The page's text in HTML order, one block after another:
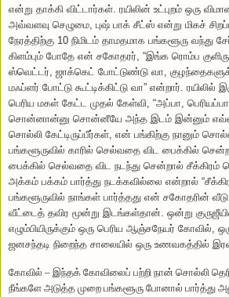
என்று தாக்கி விட்டார்கள். ரயிலின் உட்புறம் ஒரு
அவ்வளவு செழுமை, புஷ் பாக் சீட்ஸ் என்று மிகச்
நேரத்திற்கு 10 நிமிடம் தாமதமாக பங்களூரு வந்து
கிளம்பும் போதே என் சகோதரர், “இங்க ரொம்ப
ஸ்வெட்டர், ஜாக்கெட் போட்டுண்டு வா,
மஃப்ளர் போட்டு கூட்டிக்கிட்டு வா” என்றார். ரயிலில்
பெரிய மகள் கேட்ட முதல் கேள்வி, “அப்பா,
சொன்னான்னு சொன்னீயே அந்த இடம் இன்னும்
சொல்லி கேட்டிருப்பீர்கள், என் பங்கிற்கு நானும்
பங்களூருவில் காரில் செல்வதை விட பைக்கில்
பைக்கில் செல்வதை விட நடந்து சென்றால்
அக்கம் பக்கம் பார்த்து நடக்கவில்லை என்றால்
பங்களூருவில் நாங்கள் பார்த்தது என் சகோதரின்
வீட்டைத் தவிர மூன்று இடங்கள்தான். ஒன்று
எழும்பியிருக்கும் ஒரு பெரிய ஆஞ்சநேயர் கோவில்,
ஜனசந்தடி நிறைந்த சாலையில் ஒரு உணவகத்தில்
கோவில் – இந்தக் கோவிலைப் பற்றி நான் சொல்லி
நீங்களே அடுத்த முறை பங்களூரு போனால் பார்த்து